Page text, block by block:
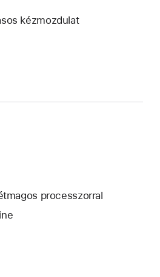
kézmozdulat
processzorral